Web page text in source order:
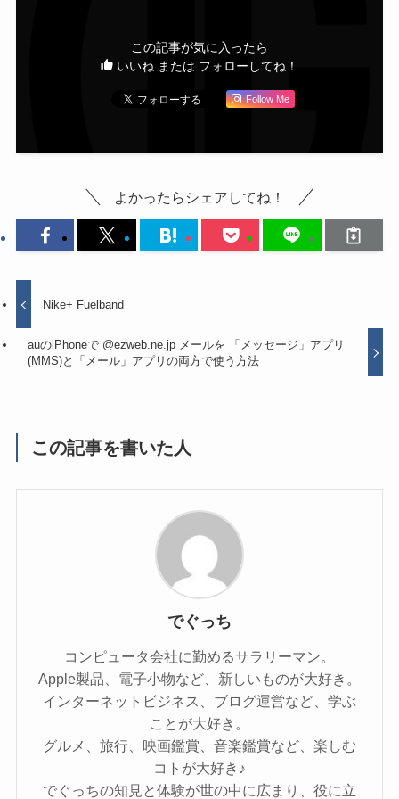
この記事が気に入ったら
いいね または フォローしてね！
Follow Me
よかったらシェアしてね！
Nike+ Fuelband
auのiPhoneで @ezweb.ne.jp メールを 「メッセージ」アプリ
(MMS)と「メール」アプリの両方で使う方法
この記事を書いた人
でぐっち
コンピュータ会社に勤めるサラリーマン。
Apple製品、電子小物など、新しいものが大好き。
インターネットビジネス、ブログ運営など、学ぶ
ことが大好き。
グルメ、旅行、映画鑑賞、音楽鑑賞など、楽しむ
コトが大好き♪
でぐっちの知見と体験が世の中に広まり、役に立